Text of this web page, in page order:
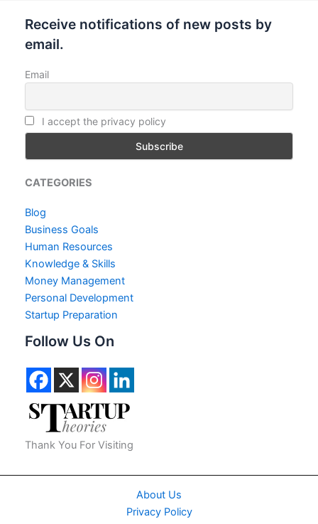
Receive notifications of new posts by
email.
Email
I accept the privacy policy
CATEGORIES
Blog
Business Goals
Human Resources
Knowledge & Skills
Money Management
Personal Development
Startup Preparation
Follow Us On
Thank You For Visiting
About Us
Privacy Policy